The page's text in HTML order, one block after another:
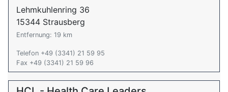
Lehmkuhlenring 36
15344 Strausberg
Entfernung: 19 km
Telefon +49 (3341) 21 59 95
Fax +49 (3341) 21 59 96